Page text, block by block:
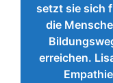
setzt sie sich
die
erreichen.